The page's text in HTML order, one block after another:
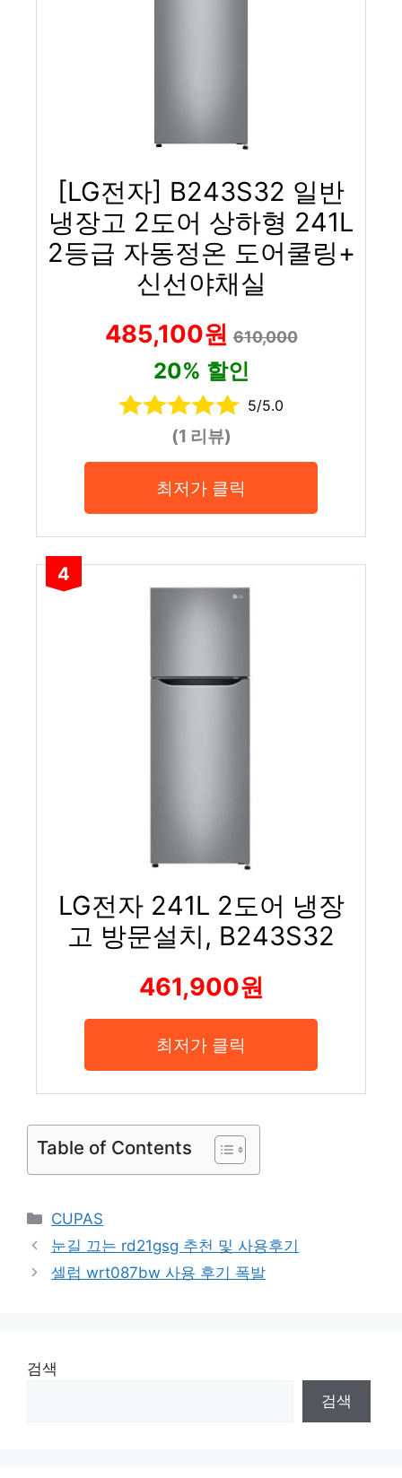
[LG전자] B243S32 일반
냉장고 2도어 상하형 241L
2등급 자동정온 도어쿨링+
신선야채실
485,100원610,000
20% 할인
5/5.0
(1 리뷰)
최저가 클릭
4
LG전자 241L 2도어 냉장
고 방문설치, B243S32
461,900원
최저가 클릭
Table of Contents
Categories
CUPAS
눈길 끄는 rd21gsg 추천 및 사용후기
셀럽 wrt087bw 사용 후기 폭발
검색
검색